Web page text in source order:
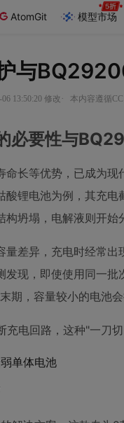
AtomGit 模型市场
与
13:50:20 修改 · 本内容遵循
必要性与
长等优势，已成为
锂电池为例，其充电
坍塌，电解液则开
差异，充电时经常
发现，即使使用同一
期，容量较小的电池
充电回路，这种"一刀
单体电池